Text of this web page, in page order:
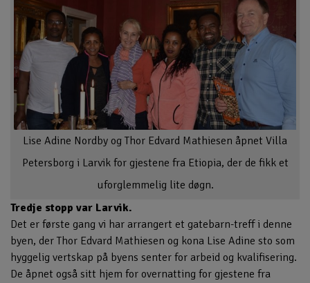
Lise Adine Nordby og Thor Edvard Mathiesen åpnet Villa
Petersborg i Larvik for gjestene fra Etiopia, der de fikk et
uforglemmelig lite døgn.
Tredje stopp var Larvik.
Det er første gang vi har arrangert et gatebarn-treff i denne
byen, der Thor Edvard Mathiesen og kona Lise Adine sto som
hyggelig vertskap på byens senter for arbeid og kvalifisering.
De åpnet også sitt hjem for overnatting for gjestene fra